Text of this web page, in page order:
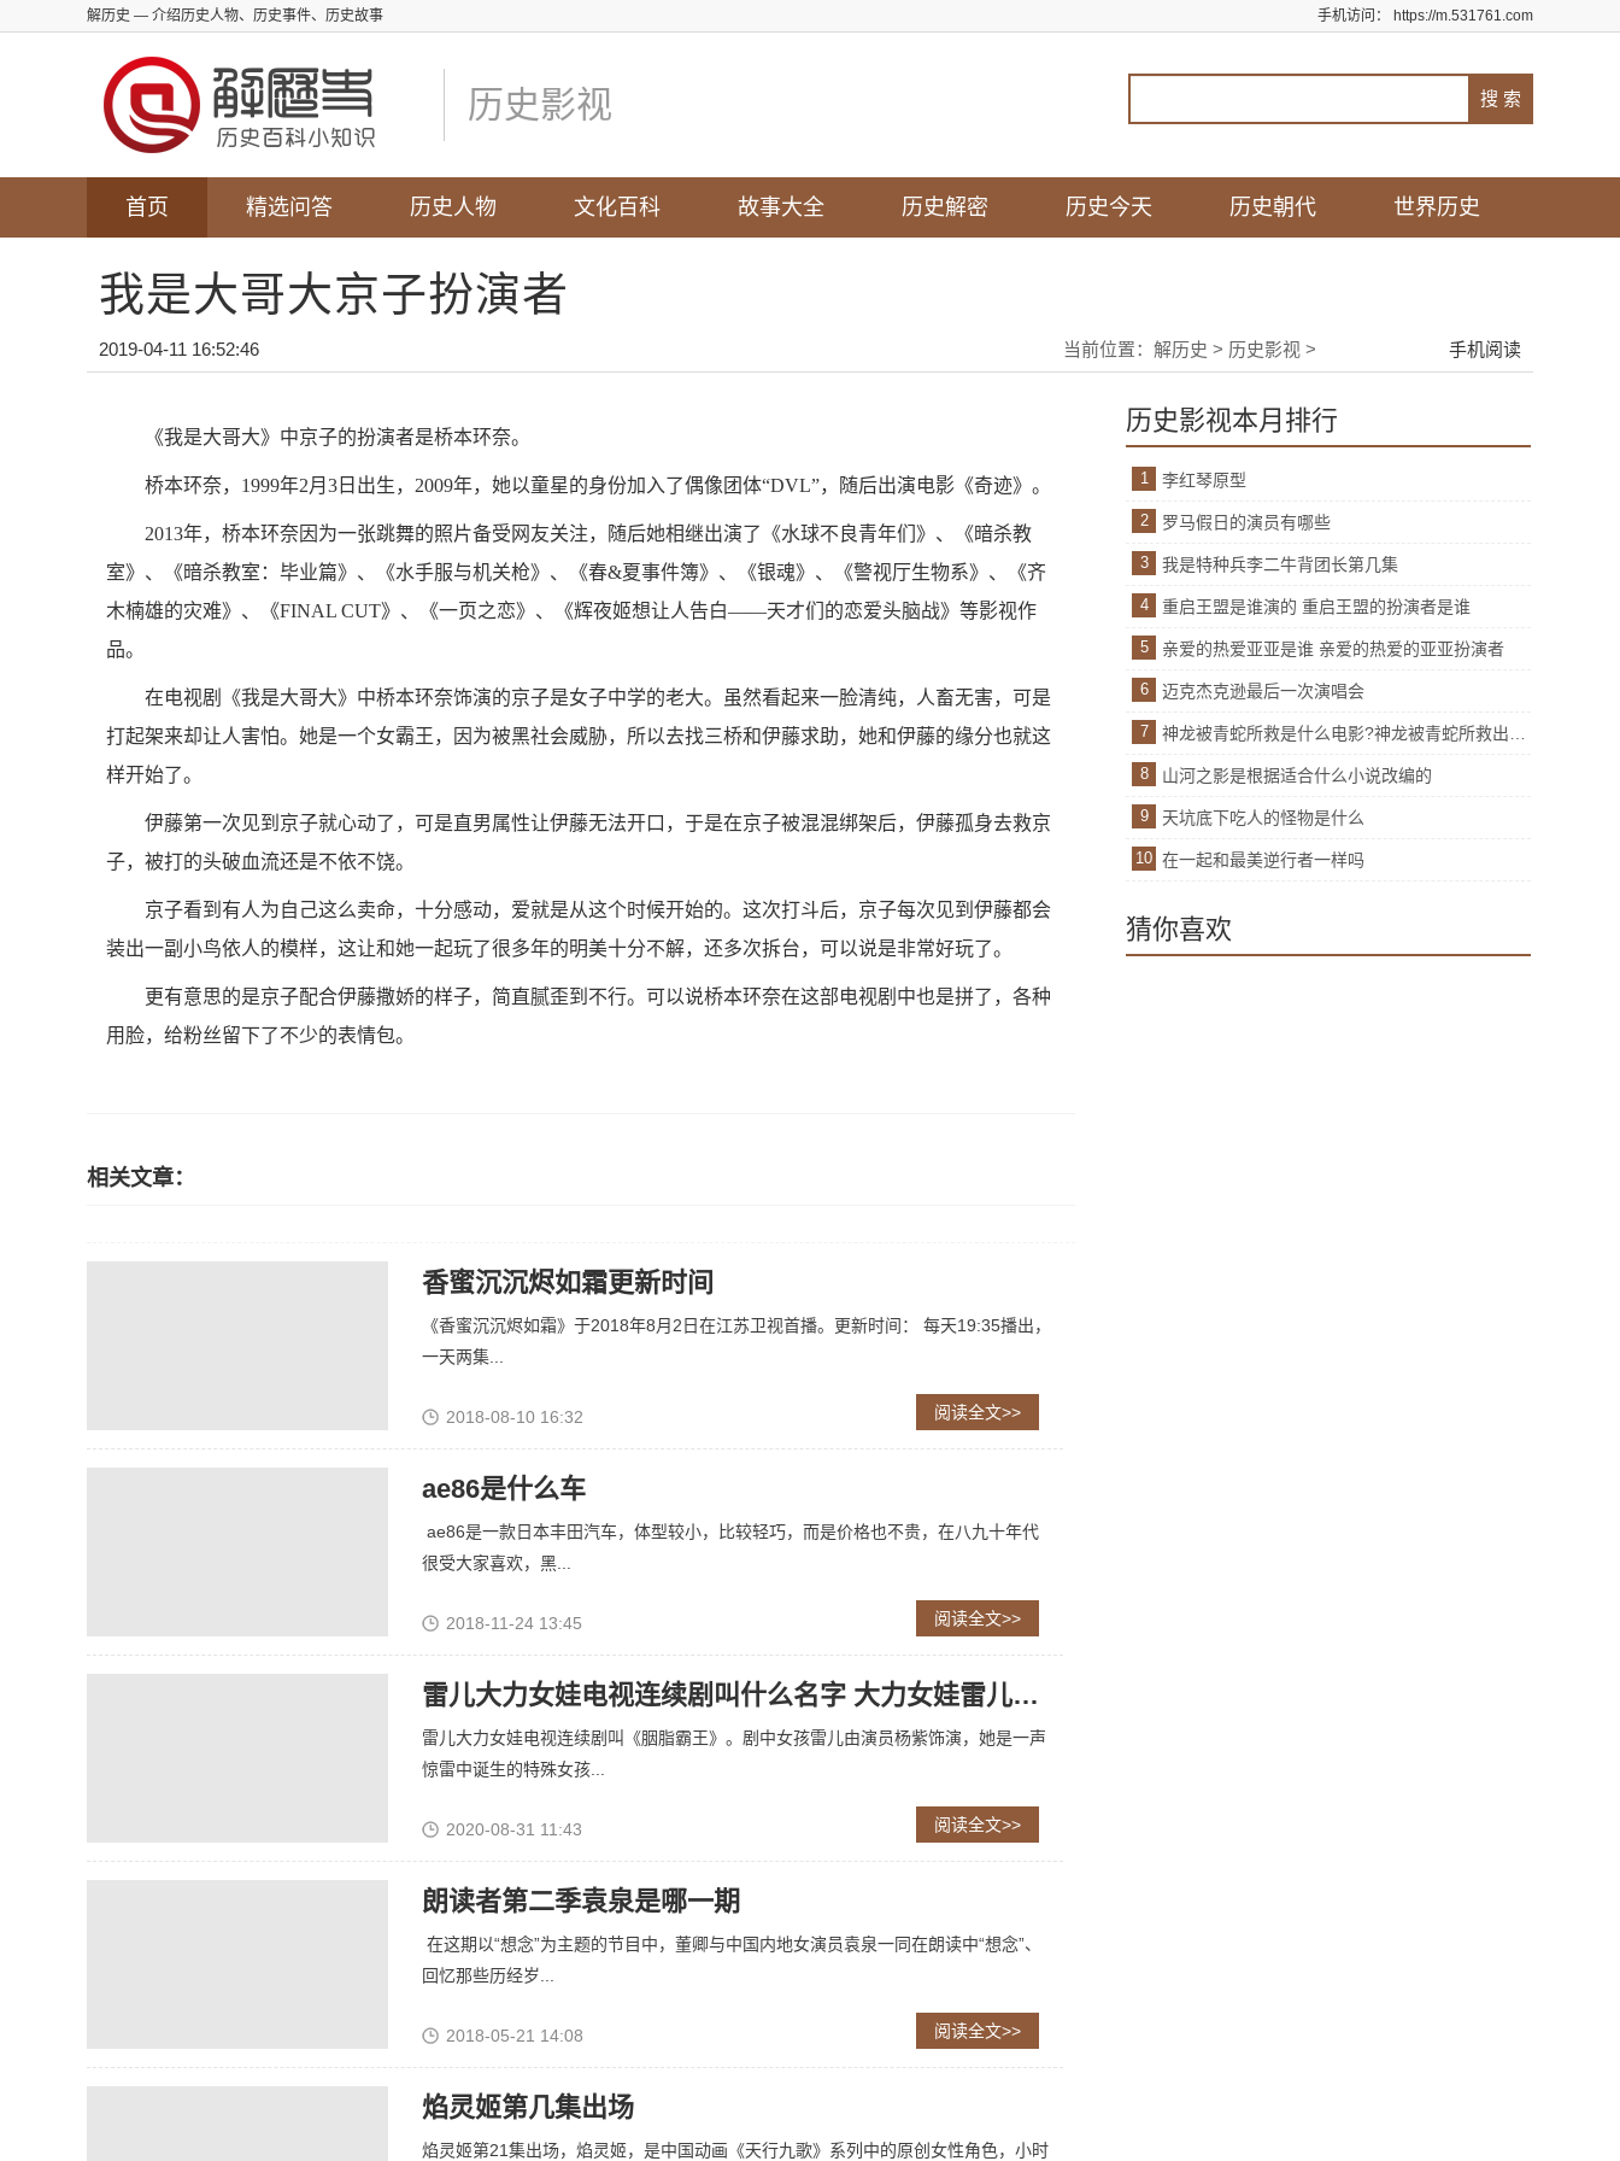
解历史 — 介绍历史人物、历史事件、历史故事 手机访问： https://m.531761.com
历史影视
首页 精选问答 历史人物 文化百科 故事大全 历史解密 历史今天 历史朝代 世界历史
我是大哥大京子扮演者
2019-04-11 16:52:46 当前位置： 解历史 > 历史影视 > 手机阅读
《我是大哥大》中京子的扮演者是桥本环奈。
桥本环奈，1999年2月3日出生，2009年，她以童星的身份加入了偶像团体“DVL”，随后出演电影《奇迹》。
2013年，桥本环奈因为一张跳舞的照片备受网友关注，随后她相继出演了《水球不良青年们》、《暗杀教
室》、《暗杀教室：毕业篇》、《水手服与机关枪》、《春&夏事件簿》、《银魂》、《警视厅生物系》、《齐
木楠雄的灾难》、《FINAL CUT》、《一页之恋》、《辉夜姬想让人告白——天才们的恋爱头脑战》等影视作
品。
在电视剧《我是大哥大》中桥本环奈饰演的京子是女子中学的老大。虽然看起来一脸清纯，人畜无害，可是
打起架来却让人害怕。她是一个女霸王，因为被黑社会威胁，所以去找三桥和伊藤求助，她和伊藤的缘分也就这
样开始了。
伊藤第一次见到京子就心动了，可是直男属性让伊藤无法开口，于是在京子被混混绑架后，伊藤孤身去救京
子，被打的头破血流还是不依不饶。
京子看到有人为自己这么卖命，十分感动，爱就是从这个时候开始的。这次打斗后，京子每次见到伊藤都会
装出一副小鸟依人的模样，这让和她一起玩了很多年的明美十分不解，还多次拆台，可以说是非常好玩了。
更有意思的是京子配合伊藤撒娇的样子，简直腻歪到不行。可以说桥本环奈在这部电视剧中也是拼了，各种
用脸，给粉丝留下了不少的表情包。
相关文章：
香蜜沉沉烬如霜更新时间
《香蜜沉沉烬如霜》于2018年8月2日在江苏卫视首播。更新时间： 每天19:35播出，
一天两集...
2018-08-10 16:32 阅读全文>>
ae86是什么车
ae86是一款日本丰田汽车，体型较小，比较轻巧，而是价格也不贵，在八九十年代
很受大家喜欢，黑...
2018-11-24 13:45 阅读全文>>
雷儿大力女娃电视连续剧叫什么名字 大力女娃雷儿是哪部电视连续剧
雷儿大力女娃电视连续剧叫《胭脂霸王》。剧中女孩雷儿由演员杨紫饰演，她是一声
惊雷中诞生的特殊女孩...
2020-08-31 11:43 阅读全文>>
朗读者第二季袁泉是哪一期
在这期以“想念”为主题的节目中，董卿与中国内地女演员袁泉一同在朗读中“想念”、
回忆那些历经岁...
2018-05-21 14:08 阅读全文>>
焰灵姬第几集出场
焰灵姬第21集出场，焰灵姬，是中国动画《天行九歌》系列中的原创女性角色，小时
历史影视本月排行
1 李红琴原型
2 罗马假日的演员有哪些
3 我是特种兵李二牛背团长第几集
4 重启王盟是谁演的 重启王盟的扮演者是谁
5 亲爱的热爱亚亚是谁 亲爱的热爱的亚亚扮演者
6 迈克杰克逊最后一次演唱会
7
8 山河之影是根据适合什么小说改编的
9 天坑底下吃人的怪物是什么
10 在一起和最美逆行者一样吗
猜你喜欢